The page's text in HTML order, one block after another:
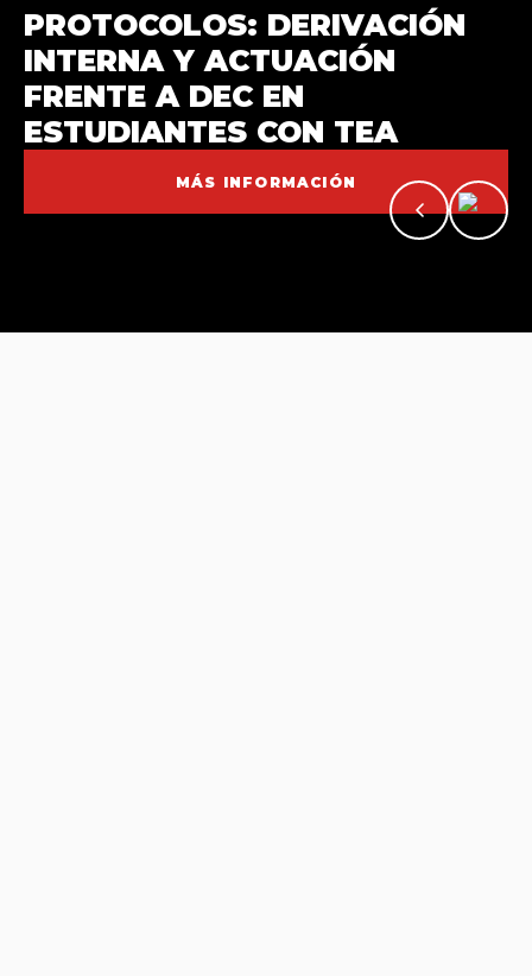
ACOMPAÑAMIENTO
ACADÉMICO Y
PSICOEDUCATIVO
INSCRIPCIÓN
PROTOCOLOS: DERIVACIÓN
INTERNA Y ACTUACIÓN
FRENTE A DEC EN
ESTUDIANTES CON TEA
MÁS INFORMACIÓN
CUPOS PACE UCSC 2026
MÁS INFORMACIÓN
CONOCE NUESTRA NUEVA
DIRECCIÓN
MÁS INFORMACIÓN
CONCURSO TUTOR/A PAR
INFORMACIÓN